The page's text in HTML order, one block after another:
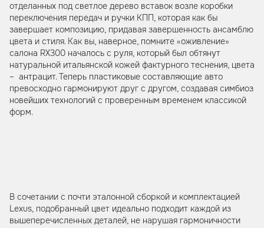
отделанных под светлое дерево вставок возле коробки
переключения передач и ручки КПП, которая как бы
завершает композицию, придавая завершенность ансамблю
цвета и стиля. Как вы, наверное, помните «оживление»
салона RX300 началось с руля, который был обтянут
натуральной итальянской кожей фактурного теснения, цвета
– антрацит. Теперь пластиковые составляющие авто
превосходно гармонируют друг с другом, создавая симбиоз
новейших технологий с проверенным временем классикой
форм.
В сочетании с почти эталонной сборкой и комплектацией
Lexus, подобранный цвет идеально подходит каждой из
вышеперечисленных деталей, не нарушая гармоничности